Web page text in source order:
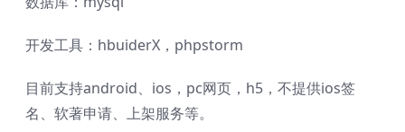
开发工具：hbuiderX，phpstorm
目前支持android、ios，pc网页，h5，不提供ios签
名、软著申请、上架服务等。